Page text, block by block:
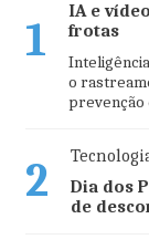
1
IA e
frotas
o
prevenção
2
Dia dos
de